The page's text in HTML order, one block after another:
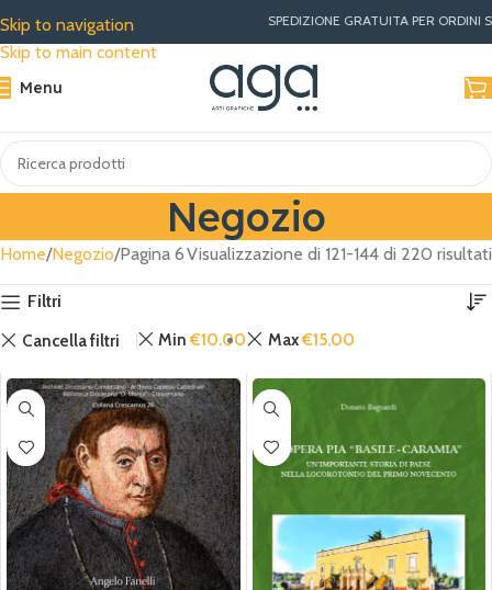
Skip to navigation
Skip to main content
SPEDIZIONE GRATUITA PER ORDINI SUPERIORI A
Menu
Negozio
Home Negozio Pagina 6Visualizzazione di 121-144 di 220 risultati
Filtri
Cancella filtri
Min €10.00 Max€15.00